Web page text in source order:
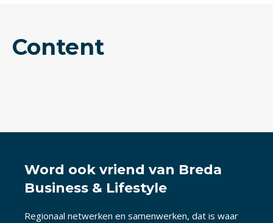
Content
Word ook vriend van Breda
Business & Lifestyle
Regionaal netwerken en samenwerken, dat is waar